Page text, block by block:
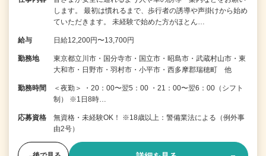
します。 最初は慣れるまで、歩行者の誘導や声掛けから始め
ていただきます。 未経験で始めた方がほとん…
給与 日給12,200円〜13,700円
勤務地
東京都立川市・国分寺市・国立市・昭島市・武蔵村山市・東
大和市・日野市・羽村市・小平市・西多摩郡瑞穂町 他
勤務時間
＜夜勤＞ ・20：00〜翌5：00 ・21：00〜翌6：00（シフト
制） ※1日8時…
応募資格
無資格・未経験OK！ ※18歳以上：警備業法による（例外事
由2号）